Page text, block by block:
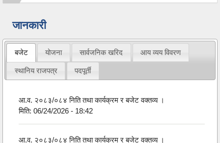
जानकारी
बजेट योजना सार्वजनिक खरिद आय व्यय विवरण
स्थानिय राजपत्र पदपूर्ती
आ.व. २०८३/०८४ निति तथा कार्यक्रम र बजेट वक्तव्य ।
मिति:06/24/2026 - 18:42
आ.व. २०८३/०८४ निति तथा कार्यक्रम र बजेट वक्तव्य ।